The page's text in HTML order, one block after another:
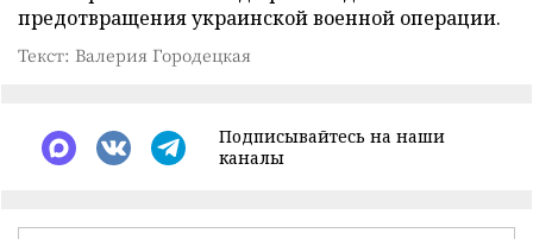
предотвращения украинской военной операции.
Текст: Валерия Городецкая
Подписывайтесь на наши
каналы